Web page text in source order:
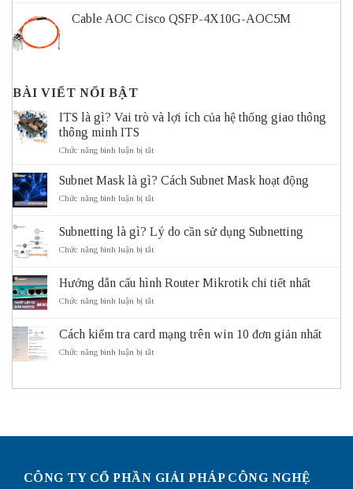
Cable AOC Cisco QSFP-4X10G-AOC5M
BÀI VIẾT NỔI BẬT
ITS là gì? Vai trò và lợi ích của hệ thống giao thông
thông minh ITS
Chức năng bình luận bị tắtở
gì?
Vai
lợi
của
thống
thông
ITS
Subnet Mask là gì? Cách Subnet Mask hoạt động
Chức năng bình luận bị tắtở
là
Mask
động
Subnetting là gì? Lý do cần sử dụng Subnetting
Chức năng bình luận bị tắtở
gì?
sử
dụng
Subnetting
Hướng dẫn cấu hình Router Mikrotik chi tiết nhất
Chức năng bình luận bị tắtở
cấu
Cách kiểm tra card mạng trên win 10 đơn giản nhất
Chức năng bình luận bị tắtở
tra
nhất
CÔNG TY CỔ PHẦN GIẢI PHÁP CÔNG NGHỆ